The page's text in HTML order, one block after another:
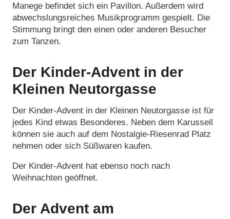
Manege befindet sich ein Pavillon. Außerdem wird
abwechslungsreiches Musikprogramm gespielt. Die
Stimmung bringt den einen oder anderen Besucher
zum Tanzen.
Der Kinder-Advent in der
Kleinen Neutorgasse
Der Kinder-Advent in der Kleinen Neutorgasse ist für
jedes Kind etwas Besonderes. Neben dem Karussell
können sie auch auf dem Nostalgie-Riesenrad Platz
nehmen oder sich Süßwaren kaufen.
Der Kinder-Advent hat ebenso noch nach
Weihnachten geöffnet.
Der Advent am